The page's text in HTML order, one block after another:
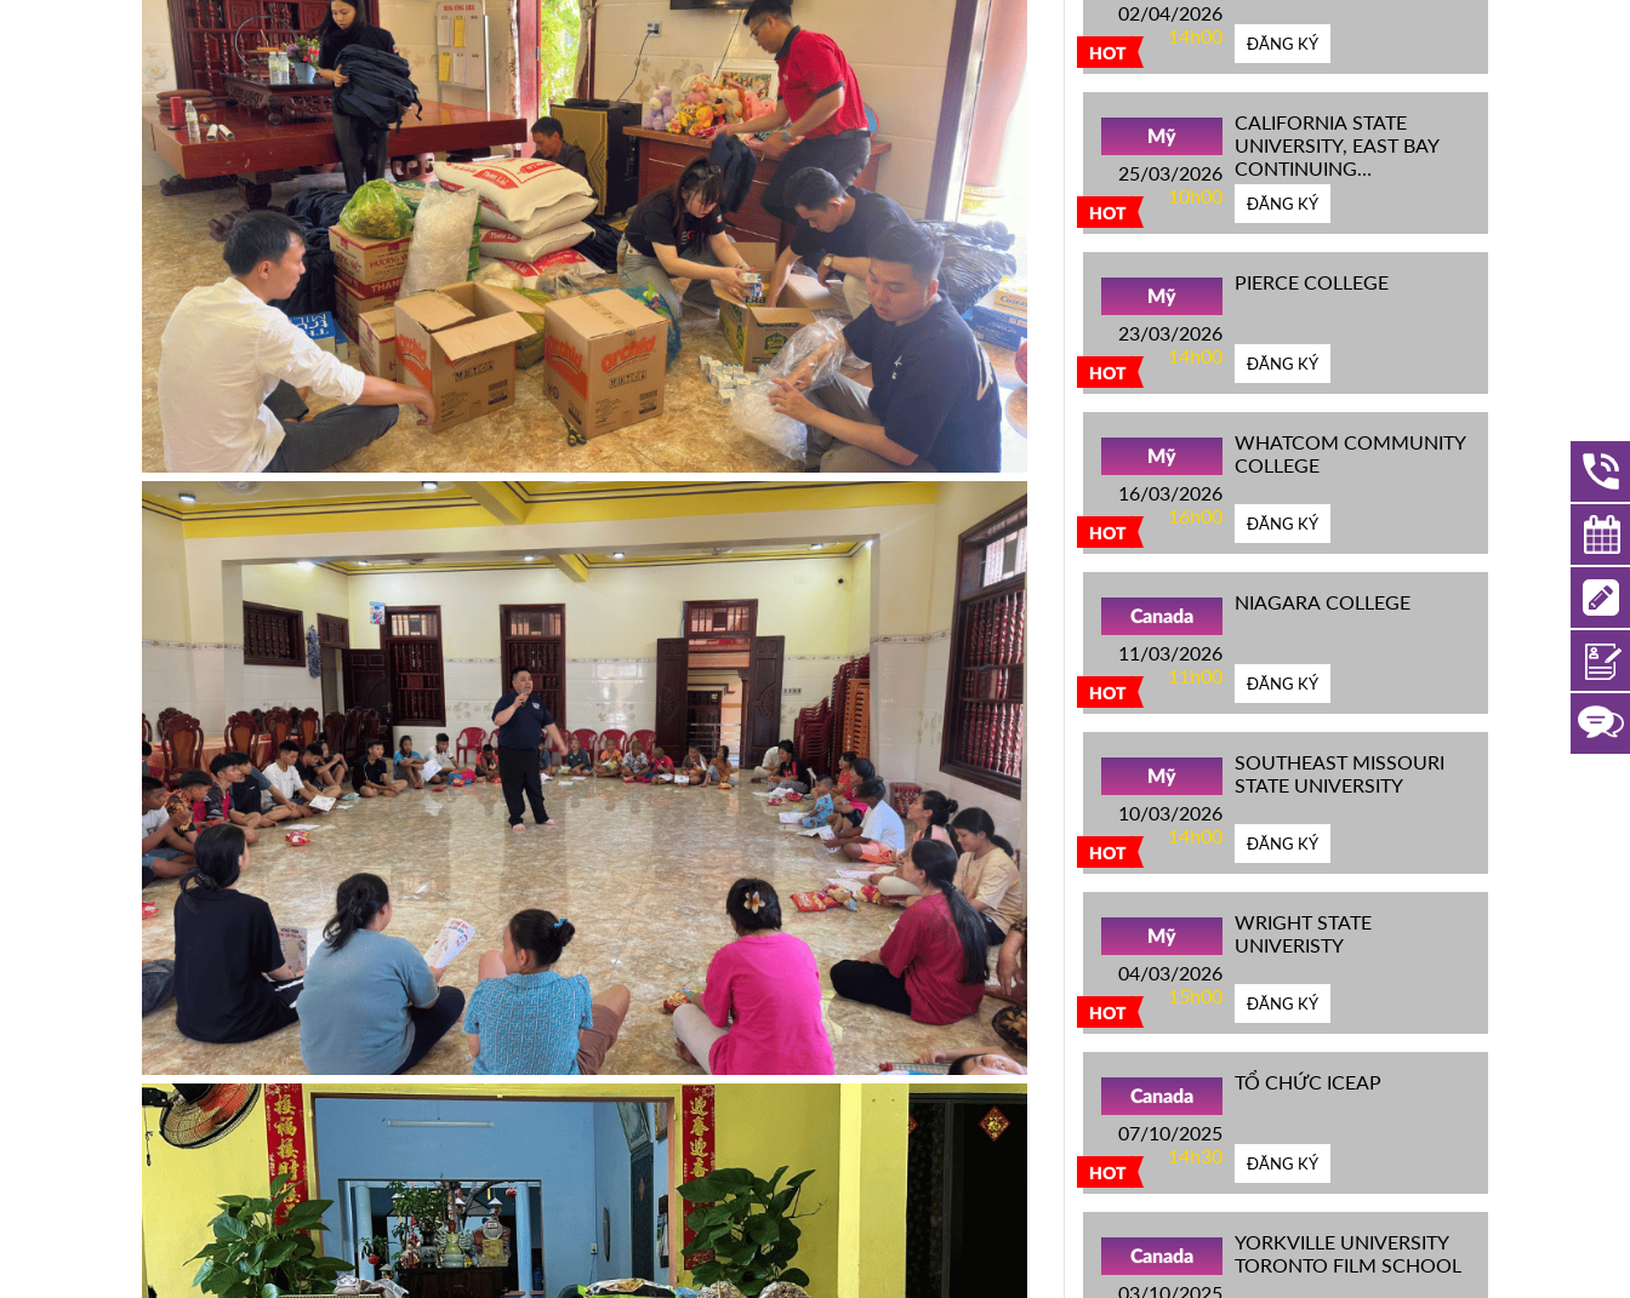
HOT
02/04/2026
14h00
ĐĂNG KÝ
HOT
Mỹ
25/03/2026
10h00
CALIFORNIA STATE
UNIVERSITY, EAST BAY
CONTINUING
EDUCATION
ĐĂNG KÝ
HOT
Mỹ
23/03/2026
14h00
PIERCE COLLEGE
ĐĂNG KÝ
HOT
Mỹ
16/03/2026
16h00
WHATCOM COMMUNITY
COLLEGE
ĐĂNG KÝ
HOT
Canada
11/03/2026
11h00
NIAGARA COLLEGE
ĐĂNG KÝ
HOT
Mỹ
10/03/2026
14h00
SOUTHEAST MISSOURI
STATE UNIVERSITY
ĐĂNG KÝ
HOT
Mỹ
04/03/2026
15h00
WRIGHT STATE
UNIVERISTY
ĐĂNG KÝ
HOT
Canada
07/10/2025
14h30
TỔ CHỨC ICEAP
ĐĂNG KÝ
Canada
03/10/2025
YORKVILLE UNIVERSITY
TORONTO FILM SCHOOL